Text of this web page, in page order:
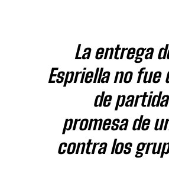
La entrega
Espriella no
de
promesa de
contra los